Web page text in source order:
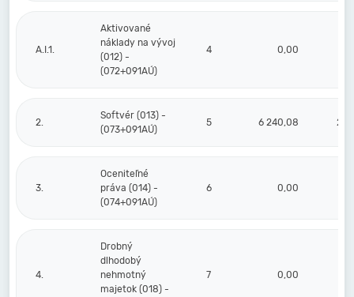
A.I.1.
Aktivované
náklady na vývoj
(012) -
(072+091AÚ)
4 0,00
2.
Softvér (013) -
(073+091AÚ)
5 6 240,08 2
3.
Oceniteľné
práva (014) -
(074+091AÚ)
6 0,00
4.
Drobný
dlhodobý
nehmotný
majetok (018) -
7 0,00